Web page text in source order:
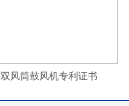
双风筒鼓风机专利证书